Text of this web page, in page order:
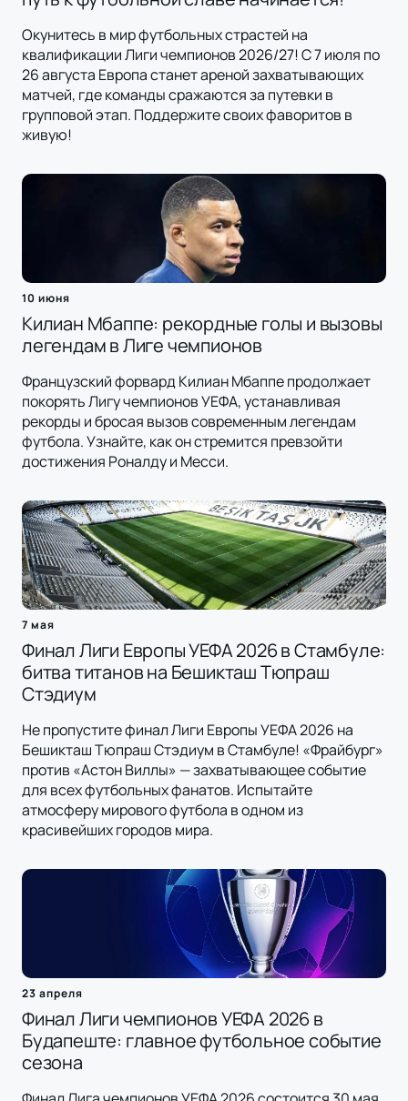
Окунитесь в мир футбольных страстей на
квалификации Лиги чемпионов 2026/27! С 7 июля по
26 августа Европа станет ареной захватывающих
матчей, где команды сражаются за путевки в
групповой этап. Поддержите своих фаворитов в
живую!
10 июня
Килиан Мбаппе: рекордные голы и вызовы
легендам в Лиге чемпионов
Французский форвард Килиан Мбаппе продолжает
покорять Лигу чемпионов УЕФА, устанавливая
рекорды и бросая вызов современным легендам
футбола. Узнайте, как он стремится превзойти
достижения Роналду и Месси.
7 мая
Финал Лиги Европы УЕФА 2026 в Стамбуле:
битва титанов на Бешикташ Тюпраш
Стэдиум
Не пропустите финал Лиги Европы УЕФА 2026 на
Бешикташ Тюпраш Стэдиум в Стамбуле! «Фрайбург»
против «Астон Виллы» — захватывающее событие
для всех футбольных фанатов. Испытайте
атмосферу мирового футбола в одном из
красивейших городов мира.
23 апреля
Финал Лиги чемпионов УЕФА 2026 в
Будапеште: главное футбольное событие
сезона